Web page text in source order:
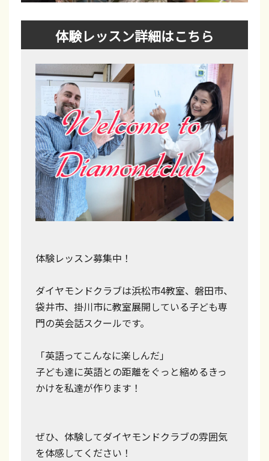
体験レッスン詳細はこちら
体験レッスン募集中！
ダイヤモンドクラブは浜松市4教室、磐田市、
袋井市、掛川市に教室展開している子ども専
門の英会話スクールです。
「英語ってこんなに楽しんだ」
子ども達に英語との距離をぐっと縮めるきっ
かけを私達が作ります！
ぜひ、体験してダイヤモンドクラブの雰囲気
を体感してください！